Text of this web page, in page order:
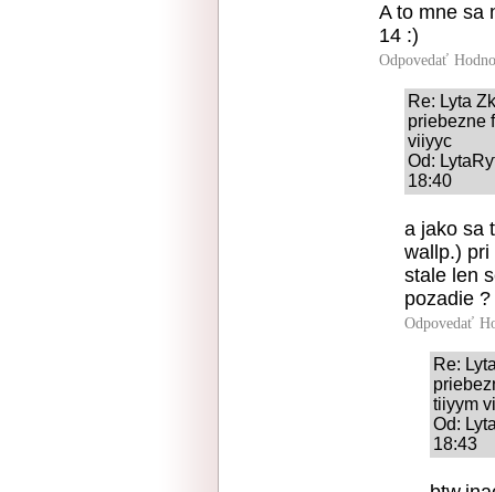
A to mne sa
14 :)
Odpovedať
Re: Lyta
priebezne
viiyyc
Od:
18:40
a jako sa
wallp.) pri
stale len
pozadie ?
Odpovedať
Re:
tiiyym
Od:
18:43